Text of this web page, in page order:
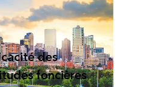
des
foncières